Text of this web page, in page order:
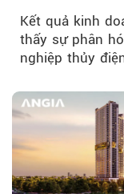
Kết quả kinh
thấy sự phân
nghiệp thủy